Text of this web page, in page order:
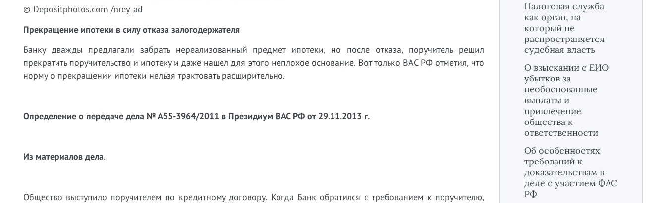
© Depositphotos.com /nrey_ad
Прекращение ипотеки в силу отказа залогодержателя
Банку дважды предлагали забрать нереализованный предмет ипотеки, но после отказа, поручитель решил
прекратить поручительство и ипотеку и даже нашел для этого неплохое основание. Вот только ВАС РФ отметил, что
норму о прекращении ипотеки нельзя трактовать расширительно.
Определение о передаче дела № А55-3964/2011 в Президиум ВАС РФ от 29.11.2013 г.
Из материалов дела.
Общество выступило поручителем по кредитному договору. Когда Банк обратился с требованием к поручителю,
Налоговая служба
как орган, на
который не
распространяется
судебная власть
О взыскании с ЕИО
убытков за
необоснованные
выплаты и
привлечение
общества к
ответственности
Об особенностях
требований к
доказательствам в
деле с участием ФАС
РФ